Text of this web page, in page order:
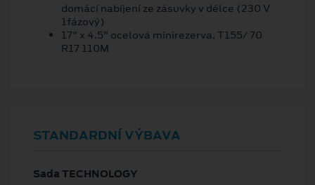
domácí nabíjení ze zásuvky v délce (230 V
1fázový)
17" x 4.5" ocelová minirezerva, T155/ 70
R17 110M
STANDARDNÍ VÝBAVA
Sada TECHNOLOGY